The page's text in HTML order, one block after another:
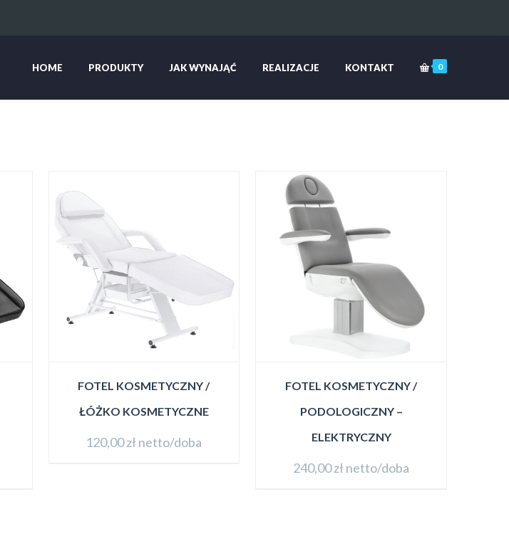
0
HOME PRODUKTY JAK WYNAJĄĆ REALIZACJE KONTAKT
FOTEL KOSMETYCZNY /
ŁÓŻKO KOSMETYCZNE
120,00zł netto/doba
FOTEL KOSMETYCZNY /
PODOLOGICZNY –
ELEKTRYCZNY
240,00zł netto/doba